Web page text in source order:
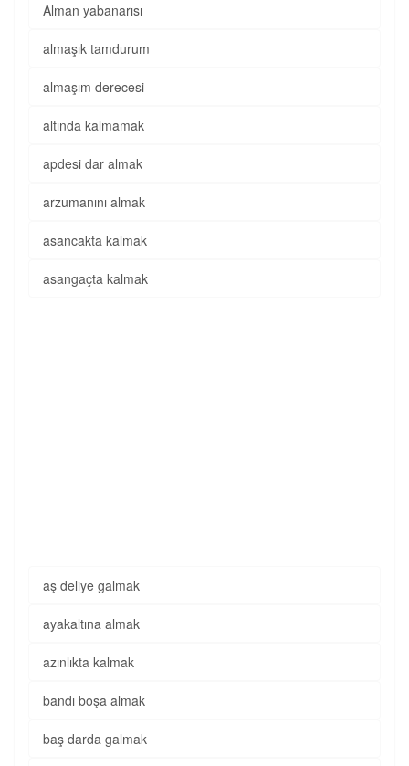
Alman yabanarısı
almaşık tamdurum
almaşım derecesi
altında kalmamak
apdesi dar almak
arzumanını almak
asancakta kalmak
asangaçta kalmak
aş deliye galmak
ayakaltına almak
azınlıkta kalmak
bandı boşa almak
baş darda galmak